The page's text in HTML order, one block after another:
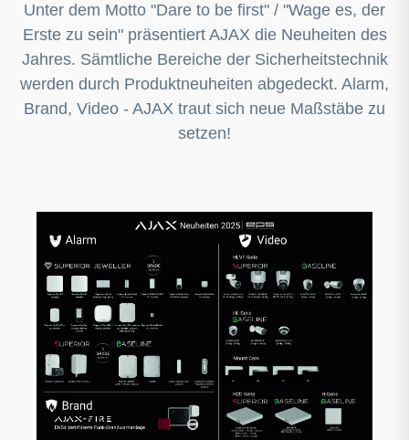
Unter dem Motto "Dare to be first" / "Wage es, der
Erste zu sein" präsentiert AJAX die Neuheiten des
Jahres. Sämtliche Bereiche der Sicherheitstechnik
werden durch Produktneuheiten abgedeckt. Alarm,
Brand, Video - AJAX traut sich neue Maßstäbe zu
setzen!